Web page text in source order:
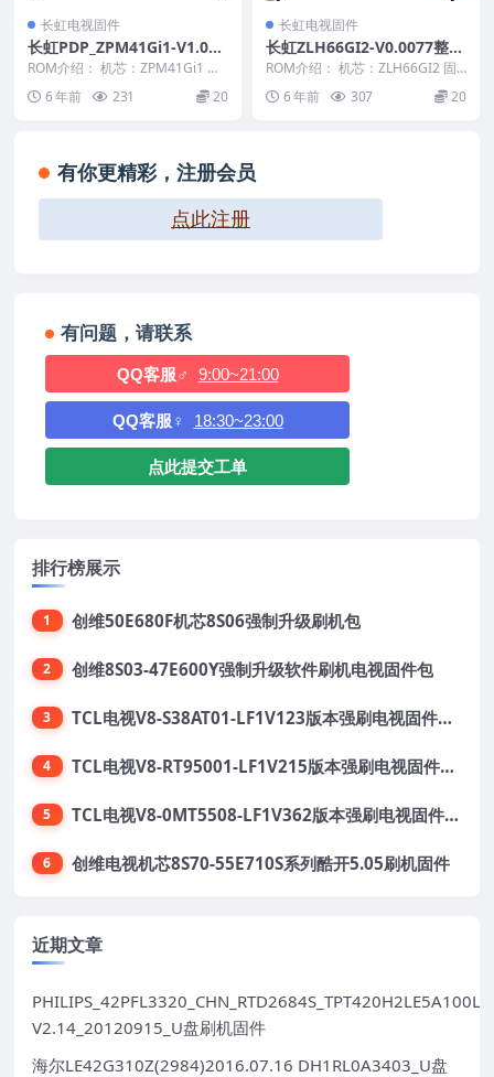
长虹电视固件
长虹PDP_ZPM41Gi1-V1.001
19整机原厂刷机固件下载
ROM介绍： 机芯：ZPM41Gi1 固
件版本：V1.00119 适用机型：请
以...6 年前 231 20
长虹电视固件
长虹ZLH66GI2-V0.0077整机
原厂刷机固件下载
ROM介绍： 机芯：ZLH66GI2 固
件版本：V0.0077 适用机型：请以
机...6 年前 307 20
有你更精彩，注册会员
点此注册
有问题，请联系
QQ客服♂ 9:00~21:00
QQ客服♀ 18:30~23:00
点此提交工单
排行榜展示
1 创维50E680F机芯8S06强制升级刷机包
2 创维8S03-47E600Y强制升级软件刷机电视固件包
3 TCL电视V8-S38AT01-LF1V123版本强刷电视固件包下载
4 TCL电视V8-RT95001-LF1V215版本强刷电视固件包下载
5 TCL电视V8-0MT5508-LF1V362版本强刷电视固件包下载
6 创维电视机芯8S70-55E710S系列酷开5.05刷机固件
近期文章
V2.14_20120915_U盘刷机固件
海尔LE42G310Z(2984)2016.07.16 DH1RL0A3403_U盘